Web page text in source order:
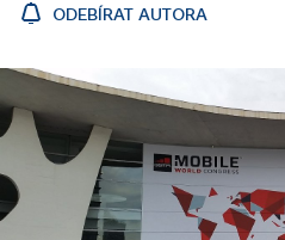
ODEBÍRAT AUTORA